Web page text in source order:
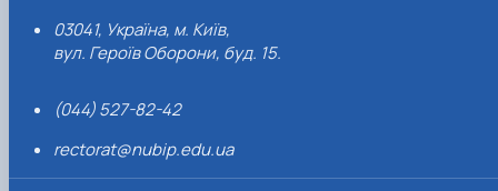
03041, Україна, м. Київ,
вул. Героїв Оборони, буд. 15.
(044) 527-82-42
rectorat@nubip.edu.ua